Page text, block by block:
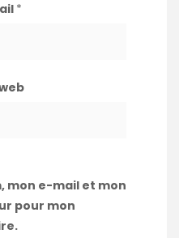
*
mon e-mail et mon
pour mon